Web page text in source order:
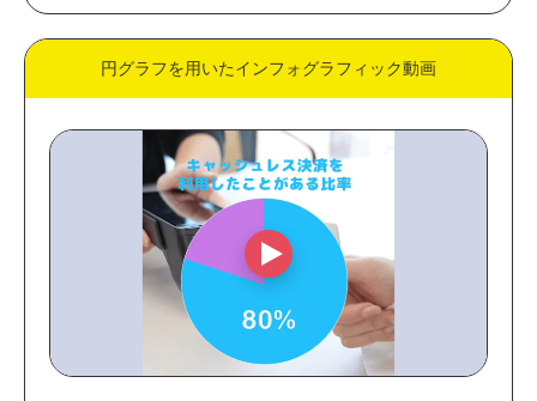
円グラフを用いたインフォグラフィック動画